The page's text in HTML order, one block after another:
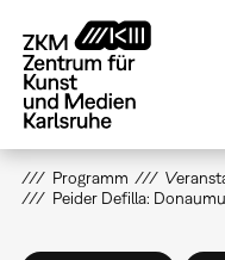
zum
Inhalt
Programm
Peider Defilla: